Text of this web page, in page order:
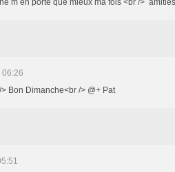
m en porte que mieux ma fois <br /> amitiés
06:26
Bon Dimanche<br /> @+ Pat